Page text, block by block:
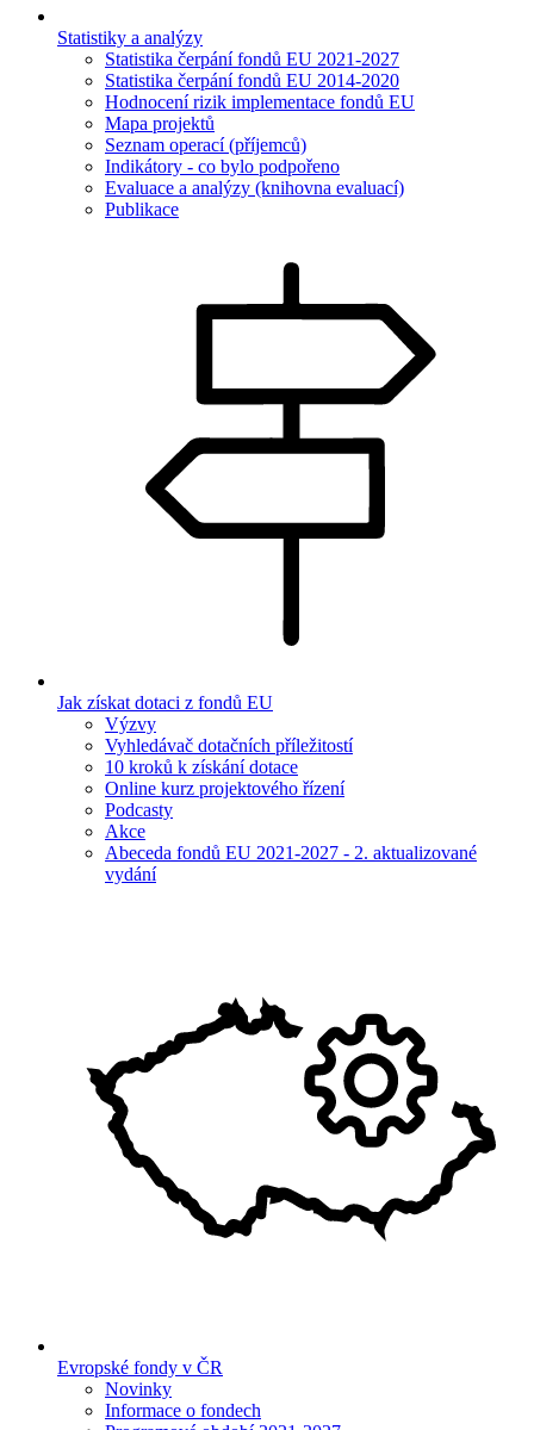
Statistiky a analýzy
Statistika čerpání fondů EU 2021-2027
Statistika čerpání fondů EU 2014-2020
Hodnocení rizik implementace fondů EU
Mapa projektů
Seznam operací (příjemců)
Indikátory - co bylo podpořeno
Evaluace a analýzy (knihovna evaluací)
Publikace
Jak získat dotaci z fondů EU
Výzvy
Vyhledávač dotačních příležitostí
10 kroků k získání dotace
Online kurz projektového řízení
Podcasty
Akce
Abeceda fondů EU 2021-2027 - 2. aktualizované
vydání
Evropské fondy v ČR
Novinky
Informace o fondech